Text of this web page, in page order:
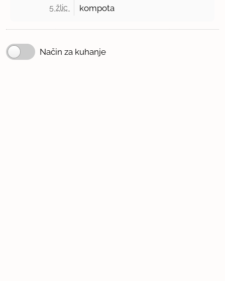
5 žlic kompota
Način za kuhanje